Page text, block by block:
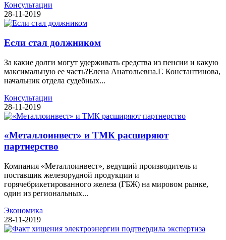
Консультации
28-11-2019
Если стал должником
За какие долги могут удерживать средства из пенсии и какую
максимальную ее часть?Елена Анатольевна.Г. Константинова,
начальник отдела судебных...
Консультации
28-11-2019
«Металлоинвест» и ТМК расширяют
партнерство
Компания «Металлоинвест», ведущий производитель и
поставщик железорудной продукции и
горячебрикетированного железа (ГБЖ) на мировом рынке,
один из региональных...
Экономика
28-11-2019